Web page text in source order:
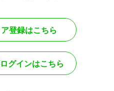
登録はこちら
グインはこちら